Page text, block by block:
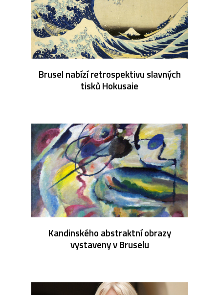
Brusel nabízí retrospektivu slavných
tisků Hokusaie
Kandinského abstraktní obrazy
vystaveny v Bruselu